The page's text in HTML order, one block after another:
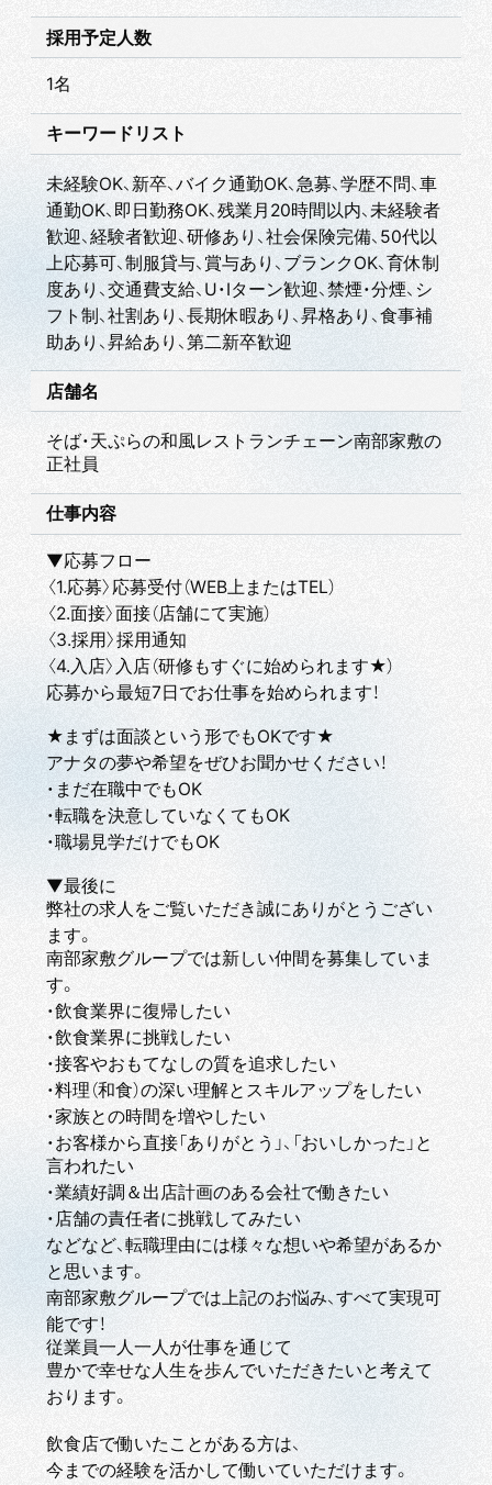
採用予定人数
1名
キーワードリスト
未経験OK、新卒、バイク通勤OK、急募、学歴不問、車
通勤OK、即日勤務OK、残業月20時間以内、未経験者
歓迎、経験者歓迎、研修あり、社会保険完備、50代以
上応募可、制服貸与、賞与あり、ブランクOK、育休制
度あり、交通費支給、U・Iターン歓迎、禁煙・分煙、シ
フト制、社割あり、長期休暇あり、昇格あり、食事補
助あり、昇給あり、第二新卒歓迎
店舗名
そば・天ぷらの和風レストランチェーン南部家敷の
正社員
仕事内容
▼応募フロー
〈1.応募〉応募受付（WEB上またはTEL）
〈2.面接〉面接（店舗にて実施）
〈3.採用〉採用通知
〈4.入店〉入店（研修もすぐに始められます★）
応募から最短7日でお仕事を始められます！
★まずは面談という形でもOKです★
アナタの夢や希望をぜひお聞かせください！
・まだ在職中でもOK
・転職を決意していなくてもOK
・職場見学だけでもOK
▼最後に
弊社の求人をご覧いただき誠にありがとうござい
ます。
南部家敷グループでは新しい仲間を募集していま
す。
・飲食業界に復帰したい
・飲食業界に挑戦したい
・接客やおもてなしの質を追求したい
・料理（和食）の深い理解とスキルアップをしたい
・家族との時間を増やしたい
・お客様から直接「ありがとう」、「おいしかった」と
言われたい
・業績好調＆出店計画のある会社で働きたい
・店舗の責任者に挑戦してみたい
などなど、転職理由には様々な想いや希望があるか
と思います。
南部家敷グループでは上記のお悩み、すべて実現可
能です！
従業員一人一人が仕事を通じて
豊かで幸せな人生を歩んでいただきたいと考えて
おります。
飲食店で働いたことがある方は、
今までの経験を活かして働いていただけます。